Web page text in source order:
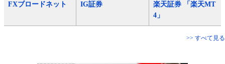
FXブロードネット IG証券
楽天証券 「楽天MT
4」
>> すべて見る